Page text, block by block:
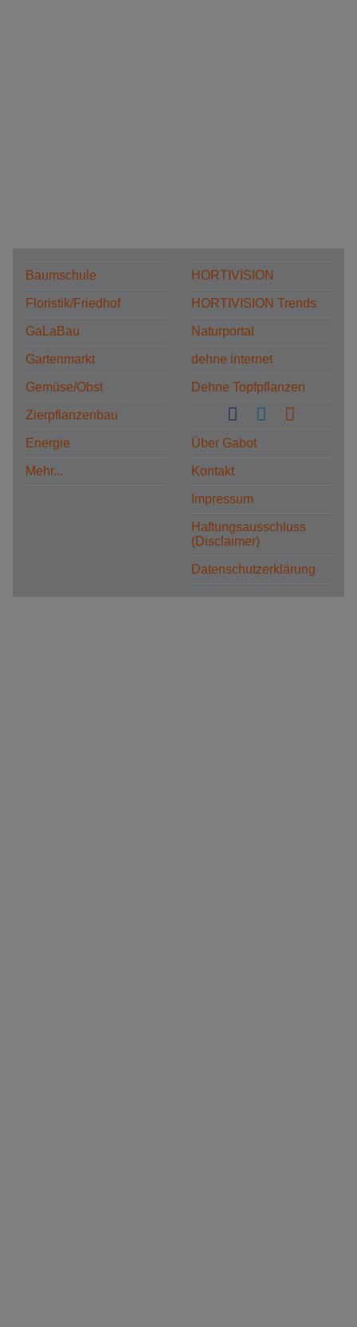
Baumschule
Floristik/Friedhof
GaLaBau
Gartenmarkt
Gemüse/Obst
Zierpflanzenbau
Energie
Mehr...
HORTIVISION
HORTIVISION Trends
Naturportal
dehne internet
Dehne Topfpflanzen
Über Gabot
Kontakt
Impressum
Haftungsausschluss
(Disclaimer)
Datenschutzerklärung